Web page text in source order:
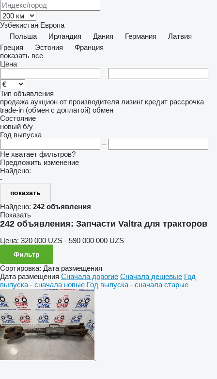
Узбекистан Европа
Польша
Ирландия Дания Германия
Латвия
Греция
Эстония
Франция
показать все
Цена
–
Тип объявления
продажа аукцион от производителя лизинг кредит рассрочка
trade-in (обмен с доплатой) обмен
Состояние
новый б/у
Год выпуска
–
Не хватает фильтров?
Предложить изменение
Найдено:
-
показать
Найдено: 242 объявления
Показать
242 объявления: Запчасти Valtra для тракторов
Цена: 320 000 UZS - 590 000 000 UZS
Фильтр
Сортировка: Дата размещения
Дата размещения Сначала дорогие Сначала дешевые Год
выпуска - сначала новые Год выпуска - сначала старые